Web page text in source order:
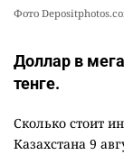
Фото
Доллар в
тенге.
Сколько стоит
Казахстана 9